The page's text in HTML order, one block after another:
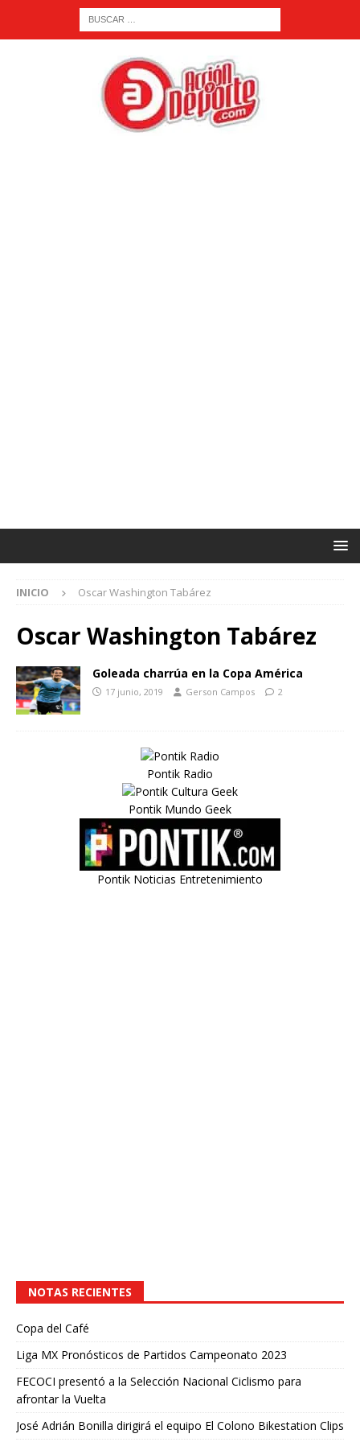
INICIO Oscar Washington Tabárez
Oscar Washington Tabárez
Goleada charrúa en la Copa América
17 junio, 2019 Gerson Campos 2
Pontik Radio
Pontik Mundo Geek
Pontik Noticias Entretenimiento
NOTAS RECIENTES
Copa del Café
Liga MX Pronósticos de Partidos Campeonato 2023
FECOCI presentó a la Selección Nacional Ciclismo para
afrontar la Vuelta
José Adrián Bonilla dirigirá el equipo El Colono Bikestation Clips